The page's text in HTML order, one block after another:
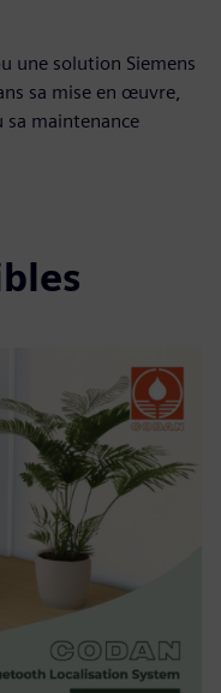
une solution Siemens
sa mise en œuvre,
maintenance